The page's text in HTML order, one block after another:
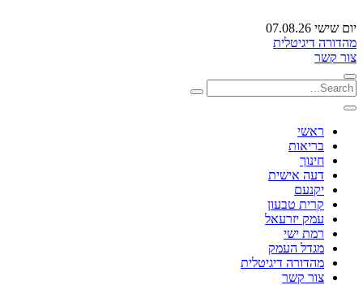
יום שישי 07.08.26
מהדורה דיגיטלית
צור קשר
ראשי
בריאות
חינוך
דעה אישית
יקנעם
קרית טבעון
עמק יזרעאל
רמת ישי
מגדל העמק
מהדורה דיגיטלית
צור קשר